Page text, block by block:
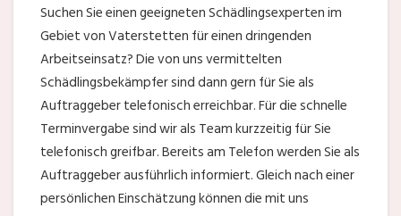
Suchen Sie einen geeigneten Schädlingsexperten im
Gebiet von Vaterstetten für einen dringenden
Arbeitseinsatz? Die von uns vermittelten
Schädlingsbekämpfer sind dann gern für Sie als
Auftraggeber telefonisch erreichbar. Für die schnelle
Terminvergabe sind wir als Team kurzzeitig für Sie
telefonisch greifbar. Bereits am Telefon werden Sie als
Auftraggeber ausführlich informiert. Gleich nach einer
persönlichen Einschätzung können die mit uns